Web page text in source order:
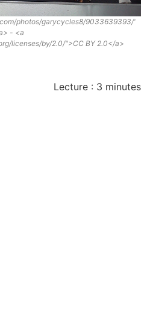
photos/garycycles8/9033639393/'
- <a
licenses/by/2.0/">CC BY 2.0</a>
Lecture : 3 minutes